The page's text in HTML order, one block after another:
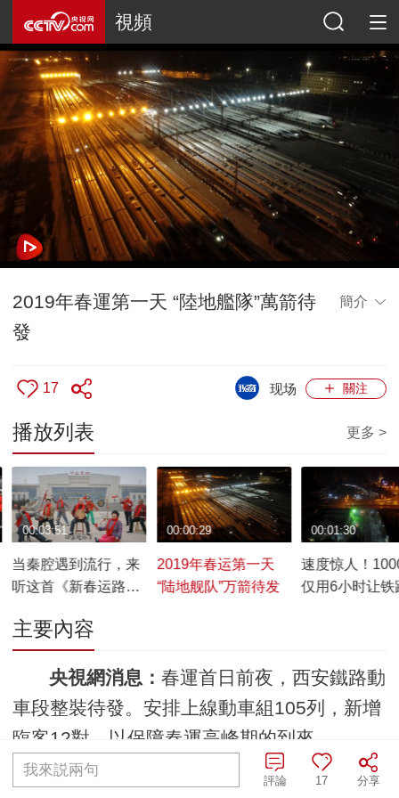
視頻
2019年春運第一天 “陸地艦隊”萬箭待
發
簡介
17 關注
现场
播放列表 更多 >
当秦腔遇到流行，来
听这首《新春运路
00:03:51
2019年春运第一天
“陆地舰队”万箭待发
00:00:29
速度惊人！
仅用6小时让铁
00:01:30
主要內容
央視網消息： 春運首日前夜，西安鐵路動
車段整裝待發。安排上線動車組105列，新增
臨客12對，以保障春運高峰期的到來。
編輯：張禦舲 責任編輯：張禦舲
我來説兩句
分享
17
評論